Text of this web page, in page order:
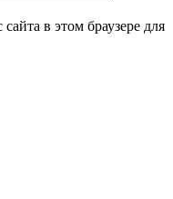
в этом браузере для